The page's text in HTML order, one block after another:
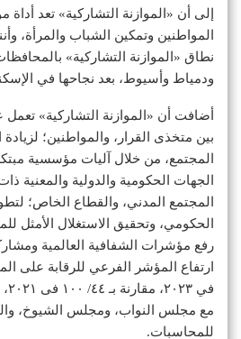
إلى أن «الموازنة التشاركية» تعد
المواطنين وتمكين الشباب والمرأة،
نطاق «الموازنة التشاركية»
ودمياط وأسيوط، بعد نجاحها في
أضافت أن «الموازنة التشاركية»
بين متخذى القرار، والمواطنين؛
المجتمع، من خلال آليات مؤسسية
الجهات الحكومية والدولية والمعنية
المجتمع المدني، والقطاع الخاص؛
الحكومي، وتحقيق الاستغلال الأمثل
رفع مؤشرات الشفافية العالمية
مع مجلس النواب، ومجلس الشيوخ،
للمحاسبات.